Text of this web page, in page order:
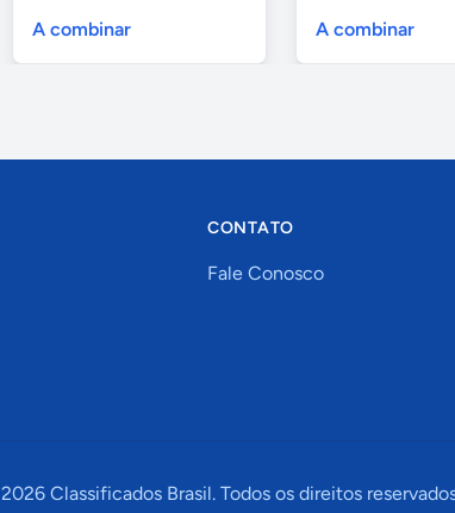
A combinar A combinar
CONTATO
Fale Conosco
2026Classificados Brasil. Todos os direitos